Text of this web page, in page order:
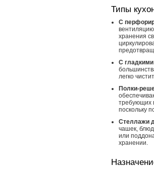
Типы
С
хранения
С
легко
Полки-
требующих
поскольку
Стеллажи
чашек,
или
хранении.